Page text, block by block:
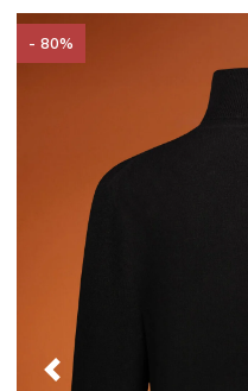
- 80%